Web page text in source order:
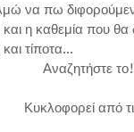
να πω
η καθεμία που
τίποτα...
Αναζητήστε
Κυκλοφορεί από